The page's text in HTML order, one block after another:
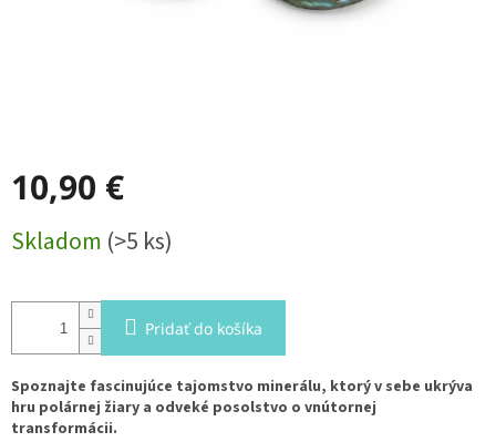
10,90 €
cena:
Skladom (>5 ks)
Pridať do košíka
Spoznajte fascinujúce tajomstvo minerálu, ktorý v sebe ukrýva
hru polárnej žiary a odveké posolstvo o vnútornej
transformácii.